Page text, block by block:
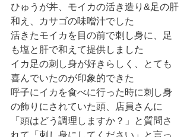
ひゅうが丼、モイカの活き造り&足の肝
和え、カサゴの味噌汁でした
活きたモイカを目の前で刺し身に、足
も塩と肝で和えて提供しました
イカ足の刺し身が好きらしく、とても
喜んでいたのが印象的できた
呼子にイカを食べに行った時に刺し身
の飾りにされていた頭、店員さんに
「頭はどう調理しますか？」と質問さ
れて「刺し身にしてください」と言っ